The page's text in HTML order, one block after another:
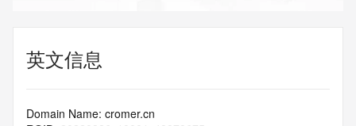
英文信息
Domain Name: cromer.cn